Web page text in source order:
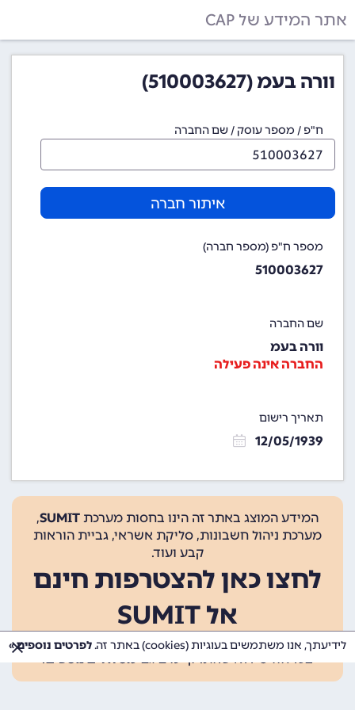
אתר המידע של CAP
וורה בעמ (510003627)
ח"פ / מספר עוסק / שם החברה
איתור חברה
מספר ח"פ (מספר חברה)
510003627
שם החברה
וורה בעמ
החברה אינה פעילה
תאריך רישום
12/05/1939
המידע המוצג באתר זה הינו בחסות מערכת SUMIT
,
מערכת ניהול חשבונות, סליקת אשראי, גביית הוראות
קבע ועוד.
לחצו כאן להצטרפות חינם
אל SUMIT
ההצטרפות אינה כרוכה בתשלום, ומאפשרת 10 פעולות
בכל חודש ללא עלות. קיימים גםמסלולים נוספים.
לידיעתך, אנו משתמשים בעוגיות (cookies) באתר זה. לפרטים נוספים »